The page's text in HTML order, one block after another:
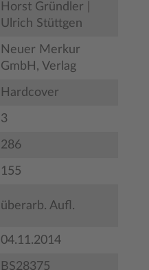
Horst Gründler |
Ulrich Stüttgen
Neuer Merkur
GmbH, Verlag
Hardcover
3
286
155
überarb. Aufl.
04.11.2014
BS28375